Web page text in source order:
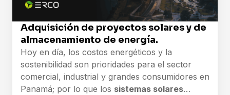
Adquisición de proyectos solares y de
almacenamiento de energía.
Hoy en día, los costos energéticos y la
sostenibilidad son prioridades para el sector
comercial, industrial y grandes consumidores en
Panamá; por lo que los sistemas solares